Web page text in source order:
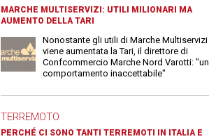
MARCHE MULTISERVIZI: UTILI MILIONARI MA
AUMENTO DELLA TARI
Nonostante gli utili di Marche Multiservizi
viene aumentata la Tari, il direttore di
Confcommercio Marche Nord Varotti: "un
comportamento inaccettabile"
TERREMOTO
PERCHÉ CI SONO TANTI TERREMOTI IN ITALIA E